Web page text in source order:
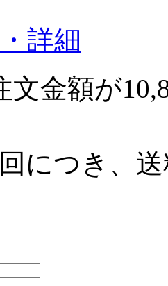
詳細
文金額が
につき、